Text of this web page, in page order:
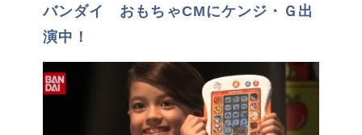
バンダイ おもちゃCMにケンジ・Ｇ出
演中！